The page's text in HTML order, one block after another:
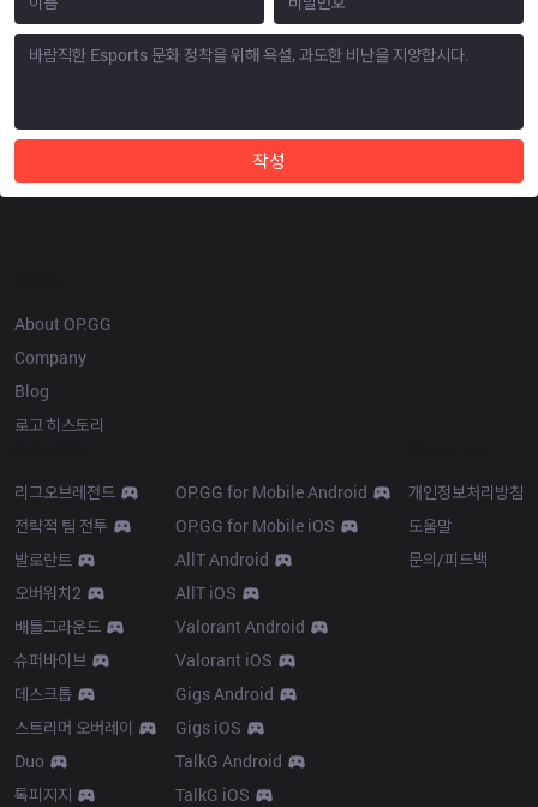
작성
About OP.GG
Company
Blog
로고 히스토리
리그오브레전드
전략적 팀 전투
발로란트
오버워치2
배틀그라운드
슈퍼바이브
데스크톱
스트리머 오버레이
Duo
톡피지지
OP.GG for Mobile Android
OP.GG for Mobile iOS
AllT Android
AllT iOS
Valorant Android
Valorant iOS
Gigs Android
Gigs iOS
TalkG Android
TalkG iOS
개인정보처리방침
도움말
문의/피드백